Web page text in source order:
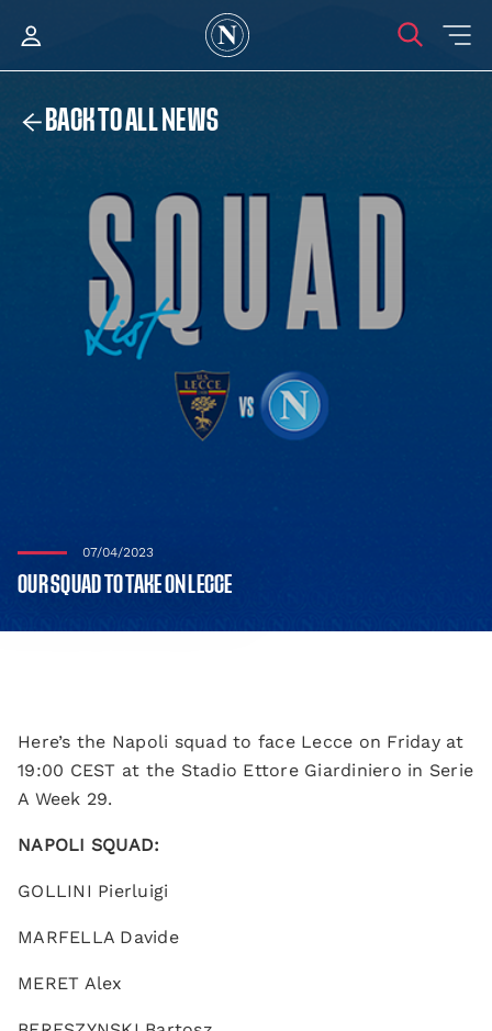
BACK TO ALL NEWS
07/04/2023
OUR SQUAD TO TAKE ON LECCE
Here’s the Napoli squad to face Lecce on Friday at
19:00 CEST at the Stadio Ettore Giardiniero in Serie
A Week 29.
NAPOLI SQUAD:
GOLLINI Pierluigi
MARFELLA Davide
MERET Alex